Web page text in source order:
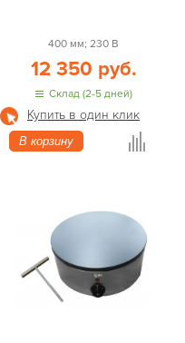
400 мм; 230 В
12 350 руб.
Склад (2-5 дней)
Купить в один клик
В корзину